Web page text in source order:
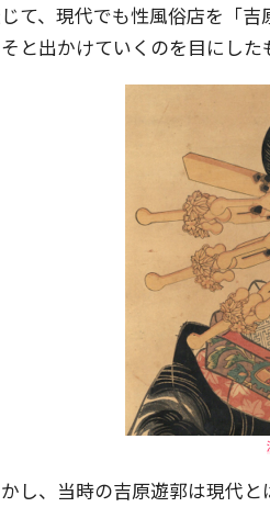
て、現代でも性風俗店を「
と出かけていくのを目にした
し、当時の吉原遊郭は現代と